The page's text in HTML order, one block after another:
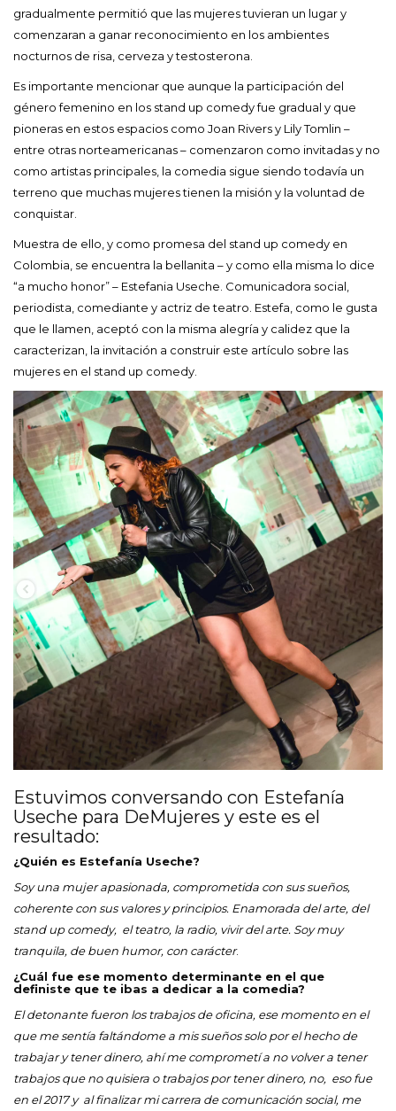
gradualmente permitió que las mujeres tuvieran un lugar y
comenzaran a ganar reconocimiento en los ambientes
nocturnos de risa, cerveza y testosterona.
Es importante mencionar que aunque la participación del
género femenino en los stand up comedy fue gradual y que
pioneras en estos espacios como Joan Rivers y Lily Tomlin –
entre otras norteamericanas – comenzaron como invitadas y no
como artistas principales, la comedia sigue siendo todavía un
terreno que muchas mujeres tienen la misión y la voluntad de
conquistar.
Muestra de ello, y como promesa del stand up comedy en
Colombia, se encuentra la bellanita – y como ella misma lo dice
“a mucho honor” – Estefania Useche. Comunicadora social,
periodista, comediante y actriz de teatro. Estefa, como le gusta
que le llamen, aceptó con la misma alegría y calidez que la
caracterizan, la invitación a construir este artículo sobre las
mujeres en el stand up comedy.
Estuvimos conversando con Estefanía
Useche para DeMujeres y este es el
resultado:
¿Quién es Estefanía Useche?
Soy una mujer apasionada, comprometida con sus sueños,
coherente con sus valores y principios. Enamorada del arte, del
stand up comedy, el teatro, la radio, vivir del arte. Soy muy
tranquila, de buen humor, con carácter.
¿Cuál fue ese momento determinante en el que
definiste que te ibas a dedicar a la comedia?
El detonante fueron los trabajos de oficina, ese momento en el
que me sentía faltándome a mis sueños solo por el hecho de
trabajar y tener dinero, ahí me comprometí a no volver a tener
trabajos que no quisiera o trabajos por tener dinero, no, eso fue
en el 2017 y al finalizar mi carrera de comunicación social, me